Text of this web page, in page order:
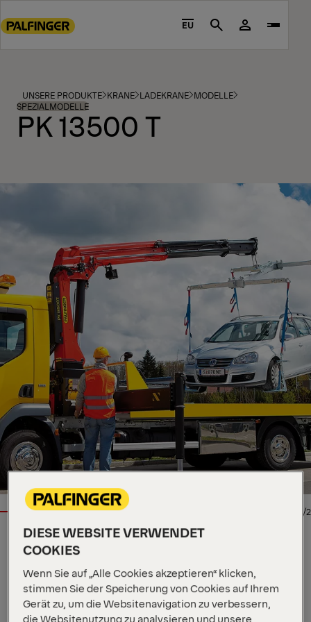
to
footer
content
EU Search
UNSERE PRODUKTE KRANE LADEKRANE MODELLE
SPEZIALMODELLE
PK 13500 T
1/2
LADEKRAN
Wichtige Spezifikationen
Max. Hubmoment 12,2 mt
Max. Hubkraft 5.800 kg
DIESE WEBSITE VERWENDET
COOKIES
Wenn Sie auf „Alle Cookies akzeptieren“ klicken,
stimmen Sie der Speicherung von Cookies auf Ihrem
Gerät zu, um die Websitenavigation zu verbessern,
die Websitenutzung zu analysieren und unsere